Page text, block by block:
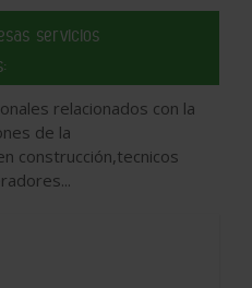
servicios
relacionados con la
de la
construcción,tecnicos